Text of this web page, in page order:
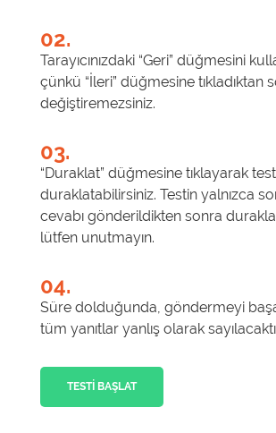
02.
Tarayıcınızdaki “Geri” düğmesini
çünkü “İleri” düğmesine tıkladıktan
değiştiremezsiniz.
03.
“Duraklat” düğmesine tıklayarak
duraklatabilirsiniz. Testin yalnızca
cevabı gönderildikten sonra
lütfen unutmayın.
04.
Süre dolduğunda, göndermeyi
tüm yanıtlar yanlış olarak
TESTI BAŞLAT